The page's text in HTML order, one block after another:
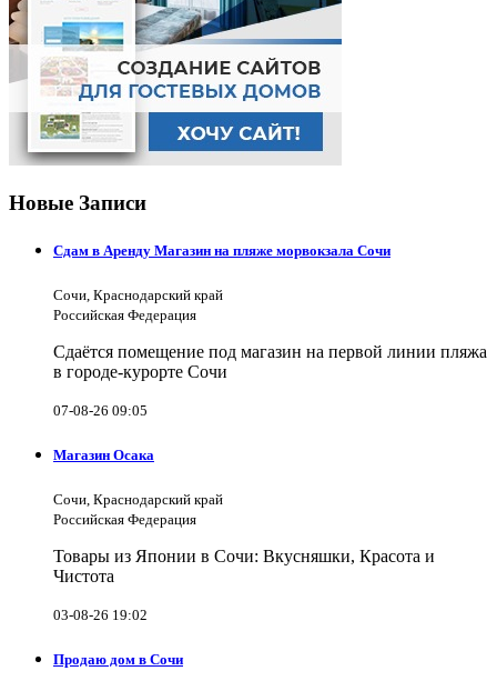
Новые Записи
Сдам в Аренду Магазин на пляже морвокзала Сочи
Сочи, Краснодарский край
Российская Федерация
Сдаётся помещение под магазин на первой линии пляжа
в городе-курорте Сочи
07-08-26 09:05
Магазин Осака
Сочи, Краснодарский край
Российская Федерация
Товары из Японии в Сочи: Вкусняшки, Красота и
Чистота
03-08-26 19:02
Продаю дом в Сочи